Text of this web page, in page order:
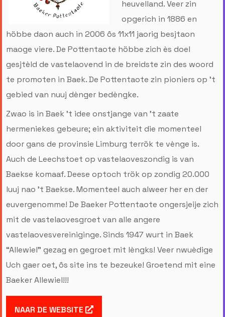
heuvelland. Veer zin
opgerich in 1886 en
höbbe daon auch in 2006 ôs 11x11 jaorig besjtaon
maoge viere. De Pottentaote höbbe zich ès doel
gesjtèld de vastelaovend in de breidste zin des woord
te promoten in Baek. De Pottentaote zin pioniers op ’t
gebied van nuuj dènger bedèngke.
Zwao is in Baek ’t idee onstjange van ’t zaate
hermeniekes gebeure; ein aktiviteit die momenteel
door gans de provinsie Limburg terrök te vènge is.
Auch de Leechstoet op vastelaoveszondig is van
Baekse komaaf. Deese optoch trök op zondig 20.000
luuj nao ’t Baekse. Momenteel auch alweer her en der
euvergenomme! De Baeker Pottentaote ongersjeije zich
mit de vastelaovesgroet van alle angere
vastelaovesvereiniginge. Sinds 1947 wurt in Baek
“Allewiel” gezag en gegroet mit lèngks! Veer nwuèdige
Uch gaer oet, ôs site ins te bezeuke! Groetend mit eine
Baeker Allewiel!!!
NAAR DE WEBSITE